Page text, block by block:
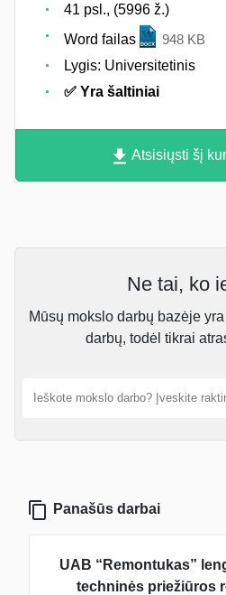
41 psl., (5996 ž.)
Word failas
948 KB
Lygis: Universitetinis
✅ Yra šaltiniai
Atsisiųsti šį
Ne tai, ko
Mūsų mokslo darbų bazėje
darbų, todėl tikrai
Panašūs darbai
UAB “Remontukas”
techninės priežiūros